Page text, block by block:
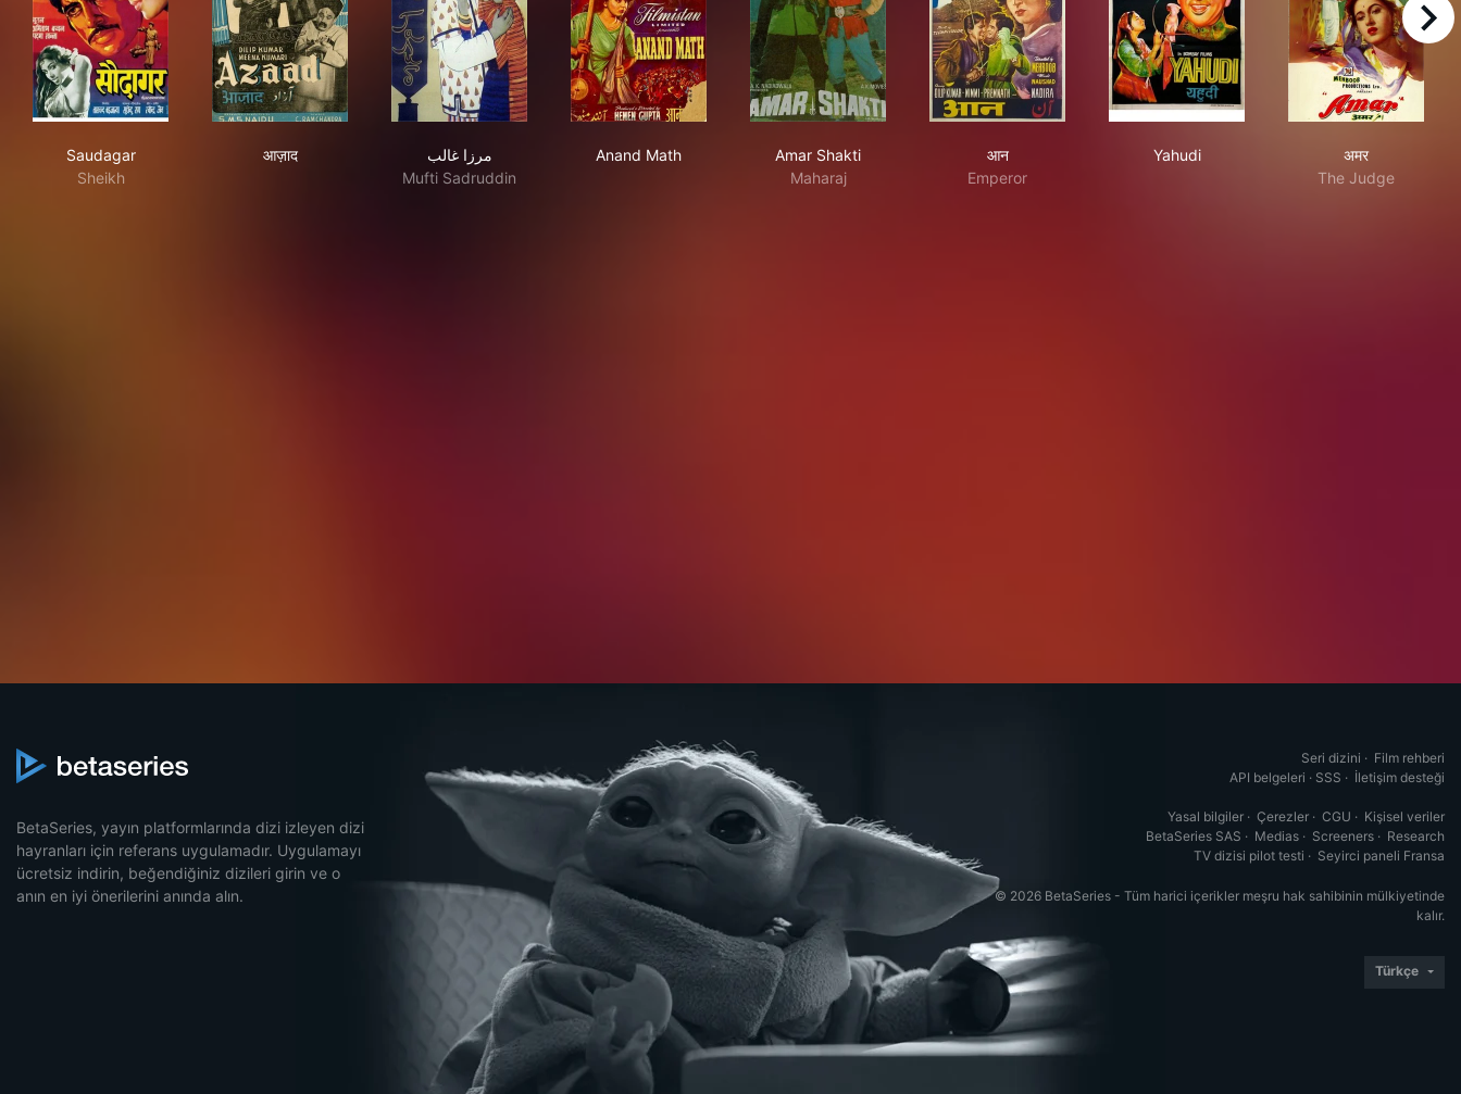
Saudagar
Sheikh
आज़ाद
مرزا غالب
Mufti Sadruddin
Anand Math
Amar Shakti
Maharaj
आन
Emperor
Yahudi
अमर
The Judge
right
BetaSeries, yayın platformlarında dizi izleyen dizi
hayranları için referans uygulamadır. Uygulamayı
ücretsiz indirin, beğendiğiniz dizileri girin ve o
anın en iyi önerilerini anında alın.
Seri dizini · Film rehberi
API belgeleri · SSS · İletişim desteği
Yasal bilgiler · Çerezler · CGU · Kişisel veriler
BetaSeries SAS · Medias · Screeners · Research
TV dizisi pilot testi · Seyirci paneli Fransa
© 2026 BetaSeries - Tüm harici içerikler meşru hak sahibinin mülkiyetinde
kalır.
Türkçe